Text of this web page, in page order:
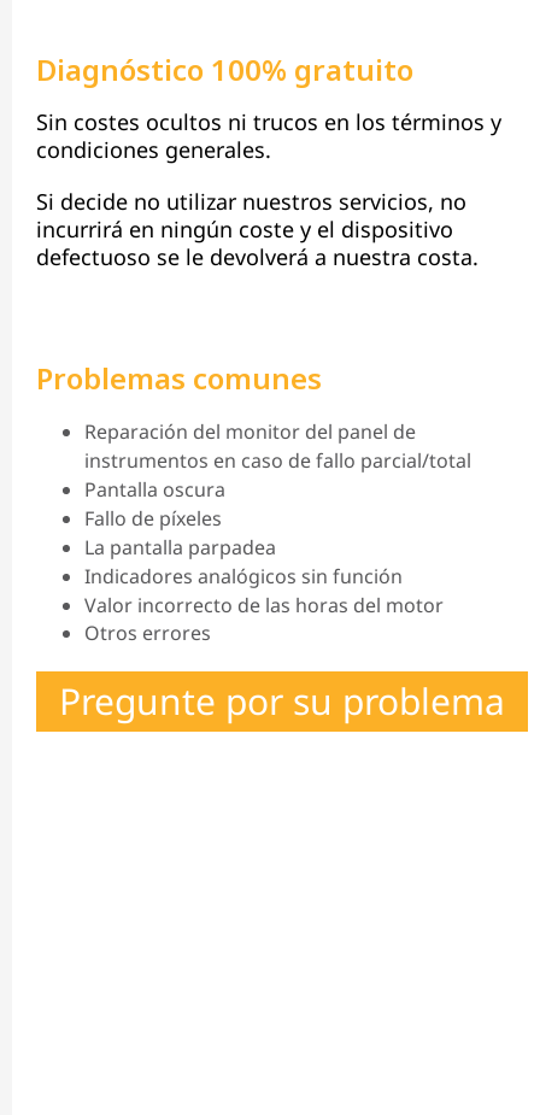
Diagnóstico 100% gratuito
Sin costes ocultos ni trucos en los términos y
condiciones generales.
Si decide no utilizar nuestros servicios, no
incurrirá en ningún coste y el dispositivo
defectuoso se le devolverá a nuestra costa.
Problemas comunes
Reparación del monitor del panel de
instrumentos en caso de fallo parcial/total
Pantalla oscura
Fallo de píxeles
La pantalla parpadea
Indicadores analógicos sin función
Valor incorrecto de las horas del motor
Otros errores
Pregunte por su problema